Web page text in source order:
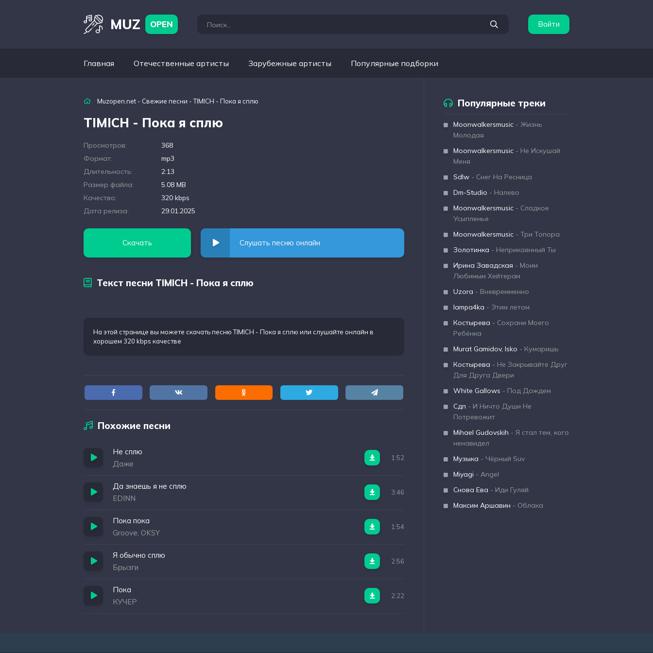
MUZ OPEN Войти
Главная Отечественные артисты Зарубежные артисты Популярные подборки
Muzopen.net - Свежие песни - TIMICH - Пока я сплю
TIMICH - Пока я сплю
Просмотров:
368
Формат:
mp3
Длительность:
2:13
Размер файла:
5.08 MB
Качество:
320 kbps
Дата релиза:
29.01.2025
Скачать Слушать песню онлайн
Текст песни TIMICH - Пока я сплю
На этой странице вы можете скачать песню TIMICH - Пока я сплю или слушайте онлайн в
хорошем 320 kbps качестве
Похожие песни
Не сплю
Даже
1:52
Да знаешь я не сплю
EDINN
3:46
Пока пока
Groove, OKSY
1:54
Я обычно сплю
Брызги
2:56
Пока
КУЧЕР
2:22
Популярные треки
Moonwalkersmusic - Жизнь
Молодая
Moonwalkersmusic - Не Искушай
Меня
Sdlw - Снег На Ресница
Dm-Studio - Налево
Moonwalkersmusic - Сладкое
Усыпленье
Moonwalkersmusic - Три Топора
Золотинка - Неприкаянный Ты
Ирина Завадская - Моим
Любимым Хейтерам
Uzora - Вневремменно
lampa4ka - Этим летом
Костырева - Сохрани Моего
Ребёнка
Murat Gamidov, Isko - Кумаришь
Костырева - Не Закрывайте Друг
Для Друга Двери
White Gallows - Под Дождем
Сдп - И Ничто Души Не
Потревожит
Mihael Gudovskih - Я стал тем, кого
ненавидел
Музыка - Чёрный Suv
Miyagi - Angel
Снова Ева - Иди Гуляй
Максим Аршавин - Облака